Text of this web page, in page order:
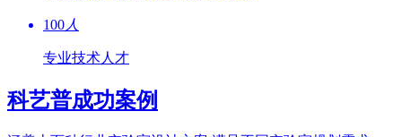
100 人
专业技术人才
科艺普成功案例